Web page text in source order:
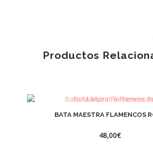
Productos
BATA MAESTRA FLAMENCOS
48,00€